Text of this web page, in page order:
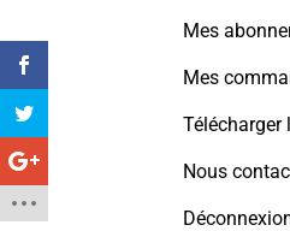
Mes
Mes
Télécharger
Nous